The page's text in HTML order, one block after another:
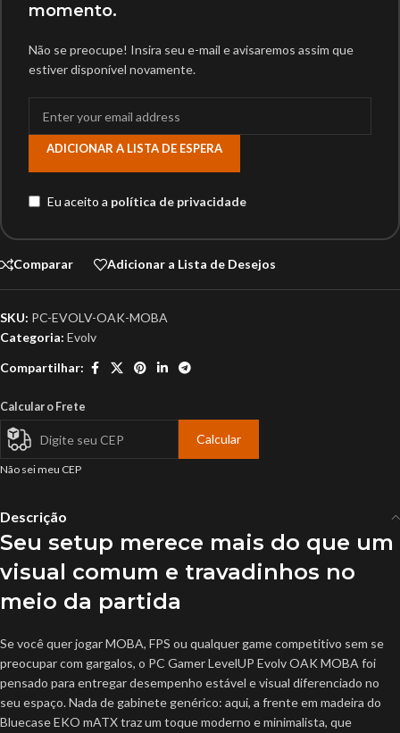
momento.
Não se preocupe! Insira seu e-mail e avisaremos assim que
estiver disponível novamente.
ADICIONAR A LISTA DE ESPERA
Eu aceito a política de privacidade
Comparar Adicionar a Lista de Desejos
SKU: PC-EVOLV-OAK-MOBA
Categoria: Evolv
Compartilhar:
Calcular o Frete
Calcular
Não sei meu CEP
Descrição
Seu setup merece mais do que um
visual comum e travadinhos no
meio da partida
Se você quer jogar MOBA, FPS ou qualquer game competitivo sem se
preocupar com gargalos, o PC Gamer LevelUP Evolv OAK MOBA foi
pensado para entregar desempenho estável e visual diferenciado no
seu espaço. Nada de gabinete genérico: aqui, a frente em madeira do
Bluecase EKO mATX traz um toque moderno e minimalista, que